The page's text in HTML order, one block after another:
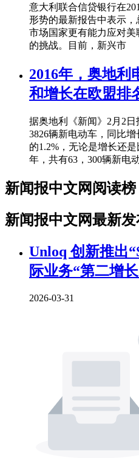
意大利联合信贷银行在
形势的最新报告中表示
市场国家更有能力应对
的挑战。目前，新兴市
2016年，奥地利
和增长在欧盟排
据奥地利《新闻》2月2
3826辆新电动车，同比
的1.2%，无论是增长还
年，共有63，300辆新电
新闻报中文网阅读榜
新闻报中文网最新发
Unloq 创新推出
际业务“第二增
2026-03-31